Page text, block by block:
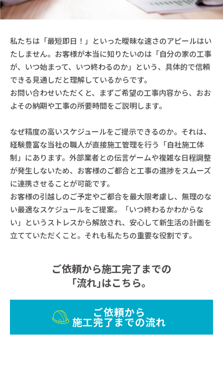
私たちは「最短即日！」といった曖昧な速さのアピールはい
たしません。お客様が本当に知りたいのは「自分の家の工事
が、いつ始まって、いつ終わるのか」という、具体的で信頼
できる見通しだと理解しているからです。
お問い合わせいただくと、まずご希望の工事内容から、おお
よその納期や工事の所要時間をご説明します。
なぜ精度の高いスケジュールをご提示できるのか。それは、
経験豊富な当社の職人が直接施工管理を行う「自社施工体
制」にあります。外部業者との伝言ゲームや複雑な日程調整
が発生しないため、お客様のご都合と工事の進捗をスムーズ
に連携させることが可能です。
お客様の引越しのご予定やご都合を最大限考慮し、無理のな
い最適なスケジュールをご提案。「いつ終わるかわからな
い」というストレスから解放され、安心して新生活の計画を
立てていただくこと。それも私たちの重要な役割です。
ご依頼から施工完了までの
｢流れ｣はこちら。
ご依頼から
施工完了までの流れ